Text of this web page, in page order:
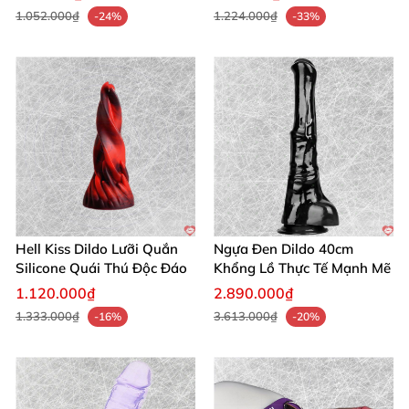
đặn, căng tràn khoái lạc. 💥
Trọng lượng: 820 g – cầm chắc tay, tạo cảm giác
thực tế mạnh mẽ. ⚖️
Phụ kiện: Không prisoska/krepление, không rung
– tập trung kích thích thủ công tinh tế. ❌
Xuất xứ: Thương hiệu Mỹ, sản xuất
Mỹ/Mexico/Trung Quốc – chất lượng đỉnh cao.
🇺🇸
Torpedo thành biểu tượng, hoàn toàn thân thiện với
cơ thể, không độc hại. Sức hút từ kích thước lớn
1.052.000₫ -24% 1.224.000₫ -33%
Hell Kiss Dildo Lưỡi Quắn
Silicone Quái Thú Độc Đáo
1.120.000₫
1.333.000₫ -16%
Ngựa Đen Dildo 40cm
Khổng Lồ Thực Tế Mạnh Mẽ
2.890.000₫
3.613.000₫ -20%